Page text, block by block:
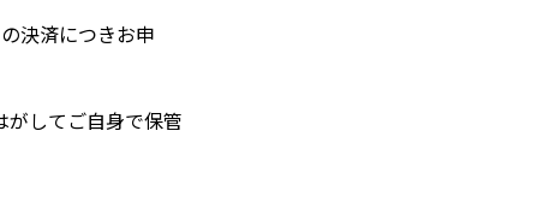
決済につきお申
してご自身で保管